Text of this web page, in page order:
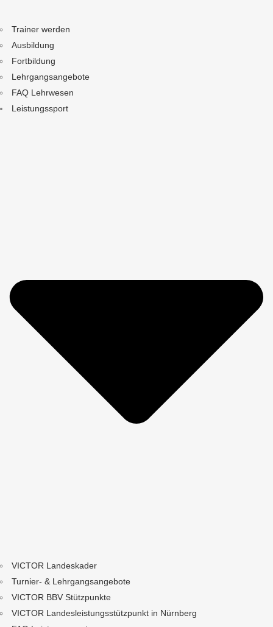
Trainer werden
Ausbildung
Fortbildung
Lehrgangsangebote
FAQ Lehrwesen
Leistungssport
VICTOR Landeskader
Turnier- & Lehrgangsangebote
VICTOR BBV Stützpunkte
VICTOR Landesleistungsstützpunkt in Nürnberg